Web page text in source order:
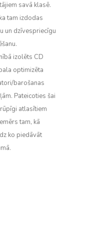
savā klasē.
tam izdodas
un dzīvespriecīgu
izolēts CD
optimizēta
barošanas
Pateicoties šai
atlasītiem
tam, kā
ko piedāvāt